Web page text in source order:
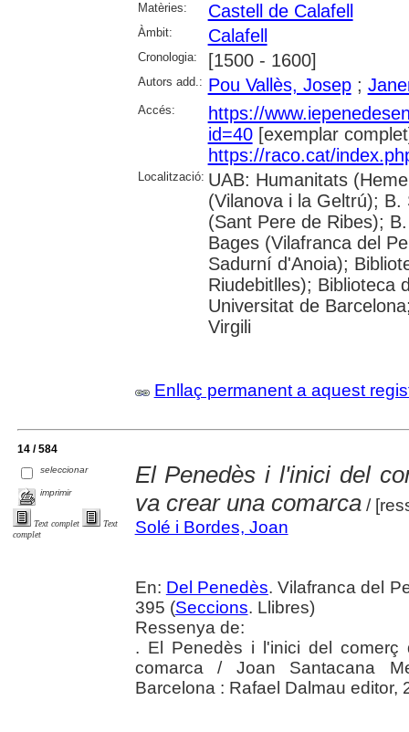
Matèries: Castell de Calafell
Àmbit: Calafell
Cronologia: [1500 - 1600]
Autors add.: Pou Vallès, Josep;
Accés:
https://
id=40[exemplar
https://raco.cat/
Localització: UAB: Humanitats
(Vilanova i la Geltrú);
(Sant Pere de Ribes);
Bages (Vilafranca del
Sadurní d'Anoia);
Riudebitlles); Biblioteca
Universitat de
Virgili
Enllaç permanent a aquest
14 / 584
seleccionar
imprimir
Text complet
Text
complet
El Penedès i l'inici del
va crear una comarca/
Solé i Bordes, Joan
En: Del Penedès. Vilafranca del
395 (Seccions. Llibres)
Ressenya de:
. El Penedès i l'inici del
comarca / Joan Santacana
Barcelona : Rafael Dalmau editor,